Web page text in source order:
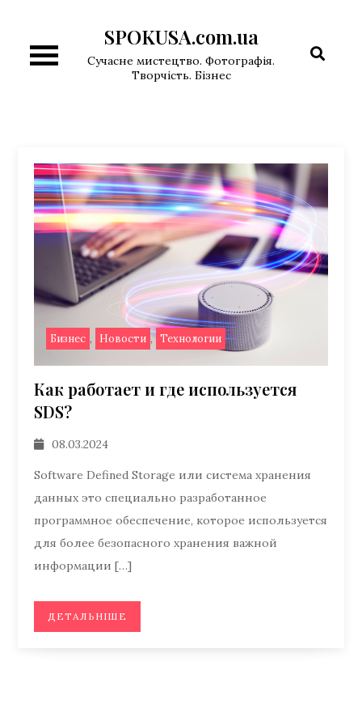
содержимому
SPOKUSA.com.ua
Сучасне мистецтво. Фотографія.
Творчість. Бізнес
Бизнес , Новости , Технологии
Как работает и где используется
SDS?
08.03.2024
Software Defined Storage или система хранения
данных это специально разработанное
программное обеспечение, которое используется
для более безопасного хранения важной
информации […]
ДЕТАЛЬНІШЕ